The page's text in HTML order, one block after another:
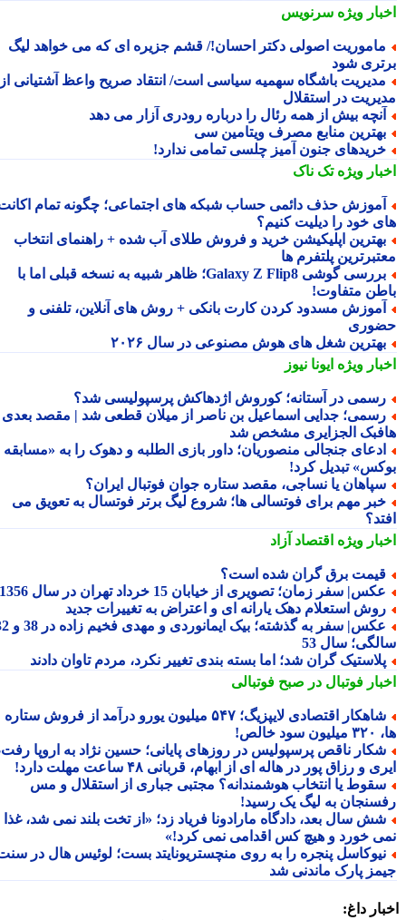
ویژهسرنویس
اصولی دکتر احسان!/ قشم جزیره ای که می خواهد لیگ
شود
باشگاه سهمیه سیاسی است/ انتقاد صریح واعظ آشتیانی از
در استقلال
بیش از همه رئال را درباره رودری آزار می دهد
منابع مصرف ویتامین سی
جنون آمیز چلسی تمامی ندارد!
ویژهتک ناک
حذف دائمی حساب شبکه های اجتماعی؛ چگونه تمام اکانت
خود را دیلیت کنیم؟
اپلیکیشن خرید و فروش طلای آب شده + راهنمای انتخاب
پلتفرم ها
بررسی گوشی Galaxy Z Flip8؛ ظاهر شبیه به نسخه قبلی اما با
متفاوت!
مسدود کردن کارت بانکی + روش های آنلاین، تلفنی و
شغل های هوش مصنوعی در سال ۲۰۲۶
ویژهایونا نیوز
در آستانه؛ کوروش اژدهاکش پرسپولیسی شد؟
جدایی اسماعیل بن ناصر از میلان قطعی شد | مقصد بعدی
الجزایری مشخص شد
جنجالی منصوریان؛ داور بازی الطلبه و دهوک را به «مسابقه
تبدیل کرد!
یا نساجی، مقصد ستاره جوان فوتبال ایران؟
مهم برای فوتسالی ها؛ شروع لیگ برتر فوتسال به تعویق می
ویژهاقتصاد آزاد
برق گران شده است؟
سفر زمان؛ تصویری از خیابان 15 خرداد تهران در سال 1356
استعلام دهک یارانه ای و اعتراض به تغییرات جدید
عکس| سفر به گذشته؛ بیک ایمانوردی و مهدی فخیم زاده در 38 و 32
سال 53
گران شد؛ اما بسته بندی تغییر نکرد، مردم تاوان دادند
فوتبال در صبح فوتبالی
شاهکار اقتصادی لایپزیگ؛ ۵۴۷ میلیون یورو درآمد از فروش ستاره
ناقص پرسپولیس در روزهای پایانی؛ حسین نژاد به اروپا رفت،
و رزاق پور در هاله ای از ابهام، قربانی ۴۸ ساعت مهلت دارد!
یا انتخاب هوشمندانه؟ مجتبی جباری از استقلال و مس
به لیگ یک رسید!
سال بعد، دادگاه مارادونا فریاد زد؛ «از تخت بلند نمی شد، غذا
خورد و هیچ کس اقدامی نمی کرد!»
پنجره را به روی منچستریونایتد بست؛ لوئیس هال در سنت
پارک ماندنی شد
داغ: